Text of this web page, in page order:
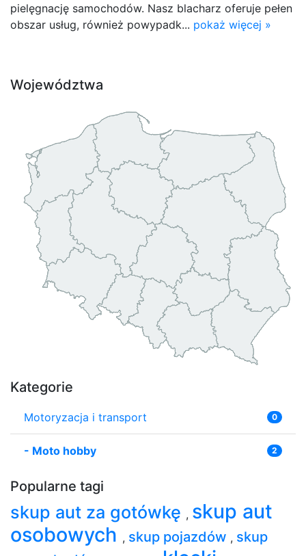
pielęgnację samochodów. Nasz blacharz oferuje pełen
obszar usług, również powypadk... pokaż więcej »
Województwa
Kategorie
Motoryzacja i transport 0
- Moto hobby 2
Popularne tagi
skup aut za gotówkę , skup aut
osobowych , skup pojazdów , skup